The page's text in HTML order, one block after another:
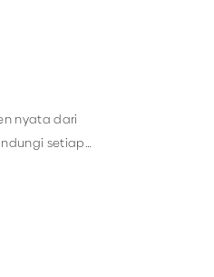
nyata dari
setiap